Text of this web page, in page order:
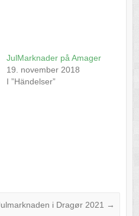
JulMarknader på Amager
19. november 2018
I ”Händelser”
i Dragør 2021 →